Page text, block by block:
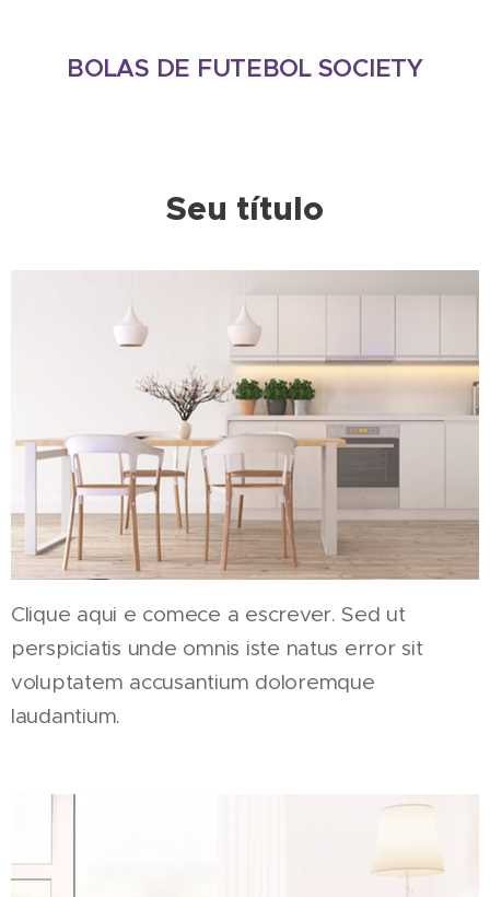
BOLAS DE FUTEBOL SOCIETY
Seu título
Clique aqui e comece a escrever. Sed ut
perspiciatis unde omnis iste natus error sit
voluptatem accusantium doloremque
laudantium.